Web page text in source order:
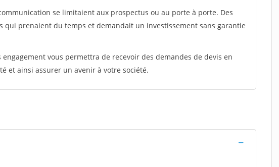
se limitaient aux prospectus ou au porte à porte. Des
qui prenaient du temps et demandait un investissement sans garantie
vous permettra de recevoir des demandes de devis en
et ainsi assurer un avenir à votre société.